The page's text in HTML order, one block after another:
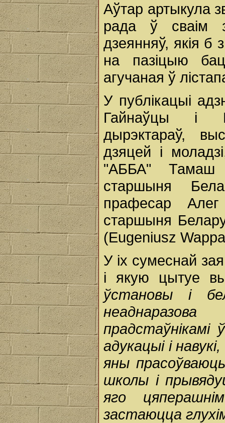
Аўтар артыкула
рада ў сваім
дзеянняў, якія б
на пазіцыю
агучаная ў
У публікацыі
Гайнаўцы і
дырэктараў,
дзяцей і
"АББА" Тамаш
старшыня
прафесар
старшыня
(Eugeniusz
У іх сумеснай
і якую цытуе
ўстановы і
прадстаўнікамі
адукацыі і
яны
школы і
яго
застаюцца